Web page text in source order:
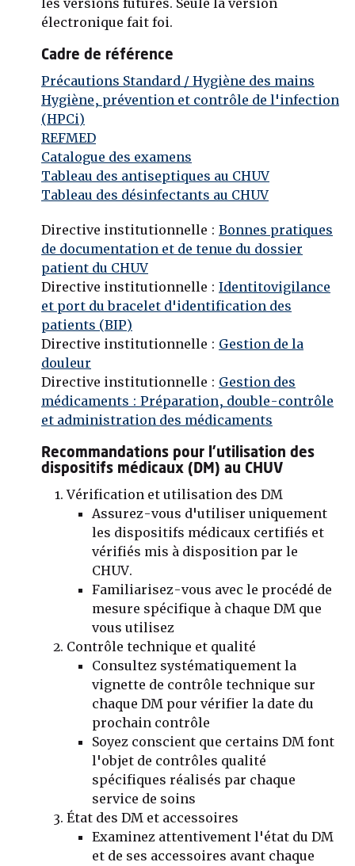
les versions futures. Seule la version
électronique fait foi.
Cadre de référence
Précautions Standard / Hygiène des mains
Hygiène, prévention et contrôle de l'infection
(HPCi)
REFMED
Catalogue des examens
Tableau des antiseptiques au CHUV
Tableau des désinfectants au CHUV
Directive institutionnelle : Bonnes pratiques
de documentation et de tenue du dossier
patient du CHUV
Directive institutionnelle : Identitovigilance
et port du bracelet d'identification des
patients (BIP)
Directive institutionnelle : Gestion de la
douleur
Directive institutionnelle : Gestion des
médicaments : Préparation, double-contrôle
et administration des médicaments
Recommandations pour l'utilisation des
dispositifs médicaux (DM) au CHUV
Vérification et utilisation des DM
Assurez-vous d'utiliser uniquement
les dispositifs médicaux certifiés et
vérifiés mis à disposition par le
CHUV.
Familiarisez-vous avec le procédé de
mesure spécifique à chaque DM que
vous utilisez
Contrôle technique et qualité
Consultez systématiquement la
vignette de contrôle technique sur
chaque DM pour vérifier la date du
prochain contrôle
Soyez conscient que certains DM font
l'objet de contrôles qualité
spécifiques réalisés par chaque
service de soins
État des DM et accessoires
Examinez attentivement l'état du DM
et de ses accessoires avant chaque